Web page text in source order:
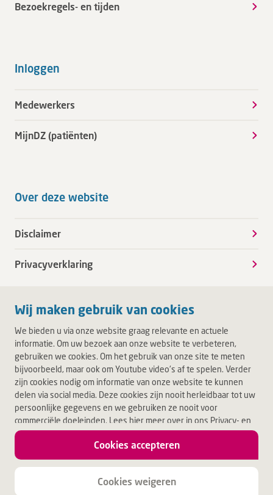
Wij maken gebruik van cookies
We bieden u via onze website graag relevante en actuele
informatie. Om uw bezoek aan onze website te verbeteren,
gebruiken we cookies. Om het gebruik van onze site te meten
bijvoorbeeld, maar ook om Youtube video's af te spelen. Verder
zijn cookies nodig om informatie van onze website te kunnen
delen via social media. Deze cookies zijn nooit herleidbaar tot uw
persoonlijke gegevens en we gebruiken ze nooit voor
commerciële doeleinden. Lees hier meer over in ons Privacy- en
Cookiebeleid. Door op Akkoord te klikken, accepteert u alle
Cookies accepteren
Cookies weigeren
Bezoekregels- en tijden
Inloggen
Medewerkers
MijnDZ (patiënten)
Over deze website
Disclaimer
Privacyverklaring